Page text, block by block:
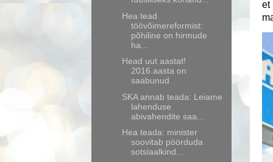
et
Hea tead
töövõimereformist:
põhiline on hirmude
ha...
Head uut aastat!
2016.aasta on
saabunud
SKA annab teada: Leiame
lahenduse
abivahendite saa...
Hea teada: minister
soovitab pöörduda
sotsiaalkind...